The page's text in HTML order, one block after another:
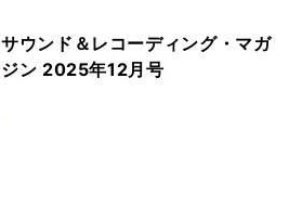
サウンド＆レコーディング・マガ
ジン 2025年12月号